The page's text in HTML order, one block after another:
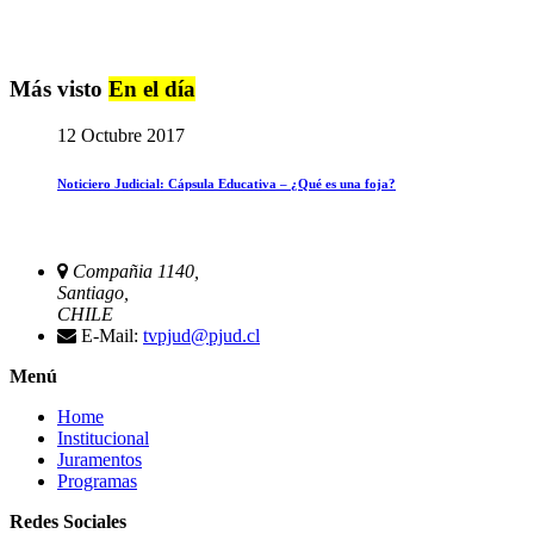
Más visto En el día
12 Octubre 2017
Noticiero Judicial: Cápsula Educativa – ¿Qué es una foja?
Compañia 1140,
Santiago,
CHILE
E-Mail: tvpjud@pjud.cl
Menú
Home
Institucional
Juramentos
Programas
Redes Sociales